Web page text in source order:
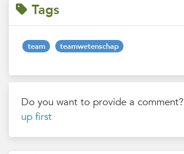
Tags
team teamwetenschap
Do you want to provide a comment?
up first